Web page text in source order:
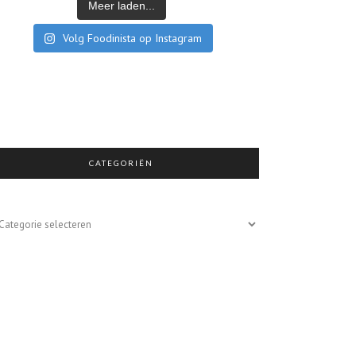
Meer laden...
Volg Foodinista op Instagram
CATEGORIËN